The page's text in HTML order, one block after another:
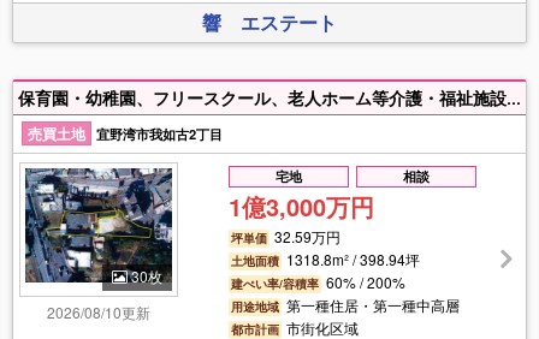
響 エステート
保育園・幼稚園、フリースクール、老人ホーム等介護・福祉施設向約398坪！！ お気軽にお問い合わせ下さい！
売買土地 宜野湾市我如古2丁目
30枚
2026/08/10更新
宅地 相談
1億3,000万円
坪単価 32.59万円
土地面積 1318.8m² / 398.94坪
建ぺい率/容積率 60% / 200%
用途地域 第一種住居・第一種中高層
都市計画 市街化区域